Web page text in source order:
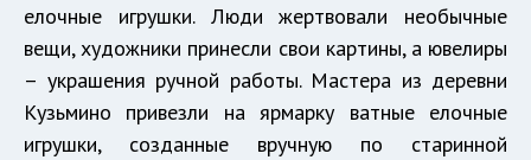
елочные игрушки. Люди жертвовали необычные
вещи, художники принесли свои картины, а ювелиры
– украшения ручной работы. Мастера из деревни
Кузьмино привезли на ярмарку ватные елочные
игрушки, созданные вручную по старинной